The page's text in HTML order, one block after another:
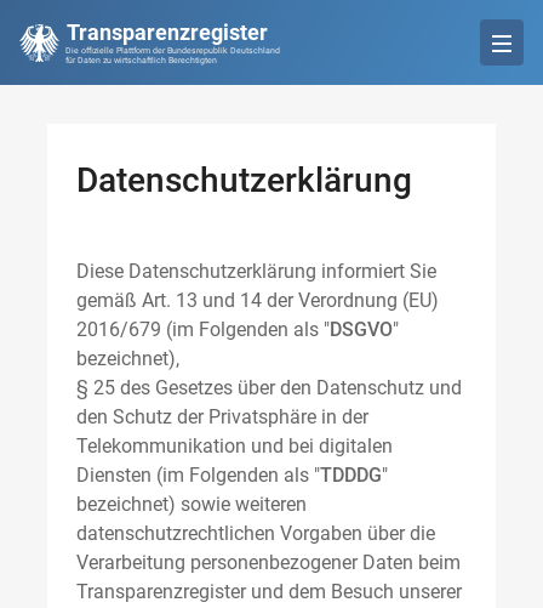
Transparenzregister
Die offizielle Plattform der Bundesrepublik Deutschland
für Daten zu wirtschaftlich Berechtigten
Datenschutzerklärung
Diese Datenschutzerklärung informiert Sie
gemäß Art. 13 und 14 der Verordnung (EU)
2016/679 (im Folgenden als "DSGVO"
bezeichnet),
§ 25 des Gesetzes über den Datenschutz und
den Schutz der Privatsphäre in der
Telekommunikation und bei digitalen
Diensten (im Folgenden als "TDDDG"
bezeichnet) sowie weiteren
datenschutzrechtlichen Vorgaben über die
Verarbeitung personenbezogener Daten beim
Transparenzregister und dem Besuch unserer